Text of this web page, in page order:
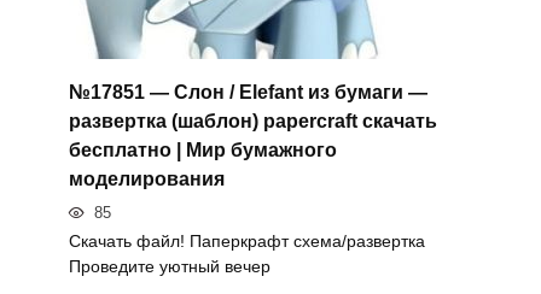
№17851 — Слон / Elefant из бумаги —
развертка (шаблон) papercraft скачать
бесплатно | Мир бумажного
моделирования
85
Скачать файл! Паперкрафт схема/развертка
Проведите уютный вечер